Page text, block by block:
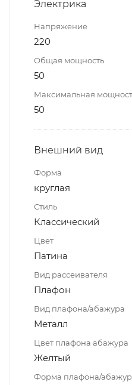
Электрика
Напряжение
220
Общая мощность
50
Максимальная
50
Внешний вид
Форма
круглая
Стиль
Классический
Цвет
Патина
Вид рассеивателя
Плафон
Вид плафона/абажура
Металл
Цвет плафона абажура
Желтый
Форма плафона/